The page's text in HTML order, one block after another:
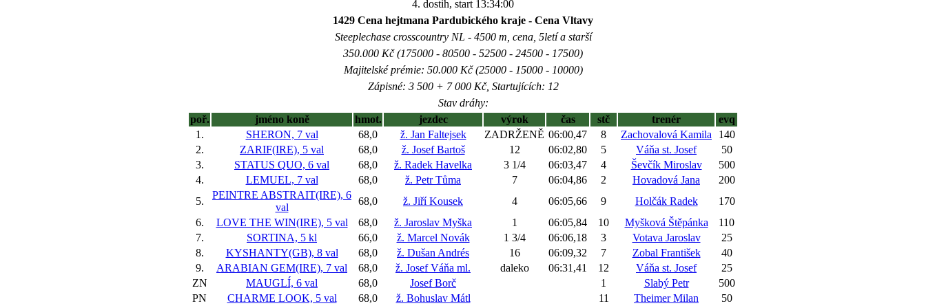
4. dostih, start 13:34:00
1429 Cena hejtmana Pardubického kraje - Cena Vltavy
Steeplechase crosscountry NL - 4500 m, cena, 5letí a starší
350.000 Kč (175000 - 80500 - 52500 - 24500 - 17500)
Majitelské prémie: 50.000 Kč (25000 - 15000 - 10000)
Zápisné: 3 500 + 7 000 Kč, Startujících: 12
Stav dráhy:
poř.
jméno koně hmot. jezdec výrok čas stč trenér
evq
1.
SHERON, 7 val 68,0 ž. Jan Faltejsek ZADRŽENĚ 06:00,47 8 Zachovalová Kamila
140
2.
ZARIF(IRE), 5 val 68,0 ž. Josef Bartoš 12 06:02,80 5 Váňa st. Josef
50
3.
STATUS QUO, 6 val 68,0 ž. Radek Havelka 3 1/4 06:03,47 4 Ševčík Miroslav
500
4.
LEMUEL, 7 val 68,0 ž. Petr Tůma 7 06:04,86 2 Hovadová Jana
200
5.
PEINTRE ABSTRAIT(IRE), 6
val
68,0 ž. Jiří Kousek 4 06:05,66 9 Holčák Radek
170
6.
LOVE THE WIN(IRE), 5 val 68,0 ž. Jaroslav Myška 1 06:05,84 10 Myšková Štěpánka
110
7.
SORTINA, 5 kl 66,0 ž. Marcel Novák 1 3/4 06:06,18 3 Votava Jaroslav
25
8.
KYSHANTY(GB), 8 val 68,0 ž. Dušan Andrés 16 06:09,32 7 Zobal František
40
9.
ARABIAN GEM(IRE), 7 val 68,0 ž. Josef Váňa ml. daleko 06:31,41 12 Váňa st. Josef
25
ZN
MAUGLÍ, 6 val 68,0 Josef Borč 1 Slabý Petr
500
PN
CHARME LOOK, 5 val 68,0 ž. Bohuslav Mátl 11 Theimer Milan
50